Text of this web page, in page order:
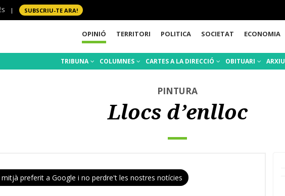
| SUBSCRIU-TE ARA!
OPINIÓ TERRITORI POLITICA SOCIETAT ECONOMIA
TRIBUNA COLUMNES CARTES A LA DIRECCIÓ OBITUARI ARXIU
PINTURA
Llocs d’enlloc
preferit a Google i no perdre't les nostres notícies